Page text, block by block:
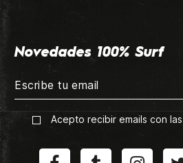
Novedades 100% Surf
Acepto recibir emails con